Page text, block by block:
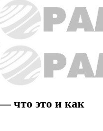
что это и как